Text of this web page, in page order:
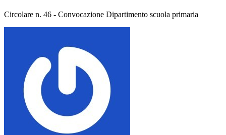
Circolare n. 46 - Convocazione Dipartimento scuola primaria